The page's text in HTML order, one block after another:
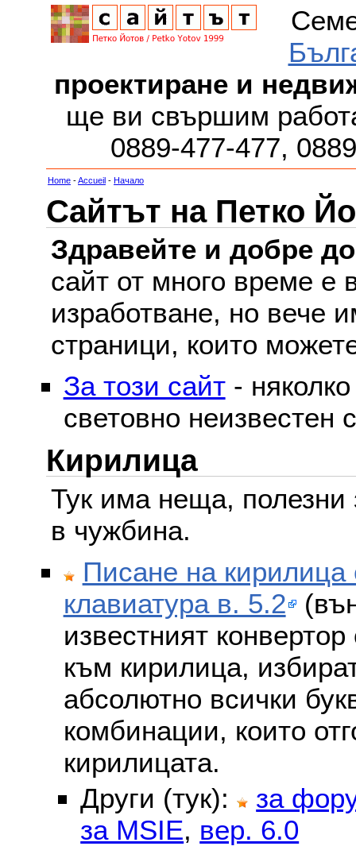
проектиране и
ще ви свършим
0889-477-477,
Home -Accueil - Начало
Сайтът на Петко
Здравейте и добре
сайт от много време е
изработване, но вече
страници, които
За този сайт-
световно неизвестен
Кирилица
Тук има неща, полезни
в чужбина.
Писане на кирилица
клавиатура в. 5.2
известният
към кирилица,
абсолютно всички
комбинации, които
кирилицата.
Други (тук):
за
за MSIE, вер. 6.0